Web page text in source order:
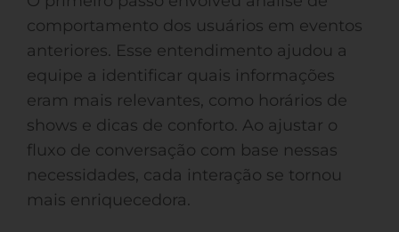
comportamento dos usuários em eventos
anteriores. Esse entendimento ajudou a
equipe a identificar quais informações
eram mais relevantes, como horários de
shows e dicas de conforto. Ao ajustar o
fluxo de conversação com base nessas
necessidades, cada interação se tornou
mais enriquecedora.